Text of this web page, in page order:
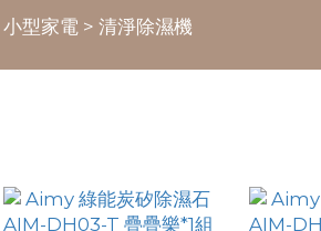
小型家電 >清淨除濕機